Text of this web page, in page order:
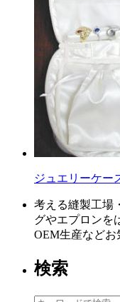
ジュエリーケー
考える縫製工場
グやエプロンを
OEM生産などお
検索